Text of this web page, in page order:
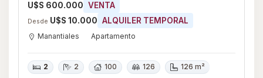
U$S 600.000 VENTA
Desde U$S 10.000 ALQUILER TEMPORAL
Manantiales Apartamento
2 2 100 126 126 m²